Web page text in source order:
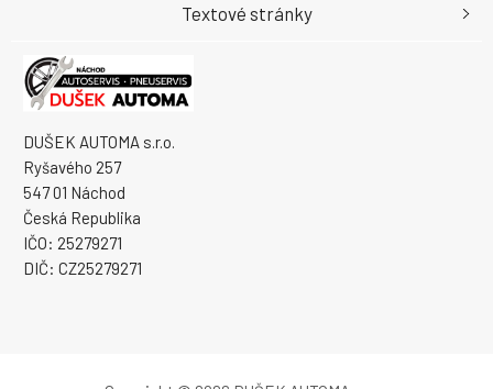
DUŠEK AUTOMA s.r.o.
Ryšavého 257
547 01 Náchod
Česká Republika
IČO: 25279271
DIČ: CZ25279271
Textové stránky